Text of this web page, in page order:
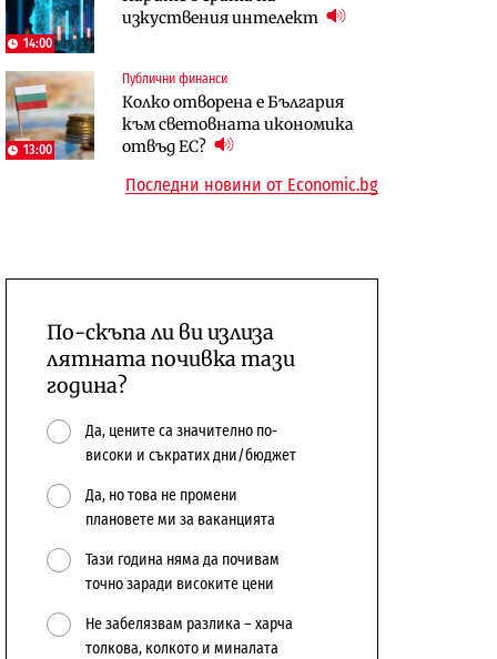
14:00
изкуствения интелект
13:00
Публични финанси
Колко отворена е България
към световната икономика
отвъд ЕС?
откажат напълно от Google
Пазар на труда
Пазарът на труда продължава
да се охлажда, а три сектора го
дърпат надолу
керосин
Интервю | Истинската
иновация идва от решаването
на реални проблеми на
потребителите
Последни новини от Economic.bg
По-скъпа ли ви излиза
лятната почивка тази
година?
Да, цените са значително по-
високи и съкратих дни/бюджет
Да, но това не промени
плановете ми за ваканцията
Тази година няма да почивам
точно заради високите цени
Не забелязвам разлика – харча
толкова, колкото и миналата